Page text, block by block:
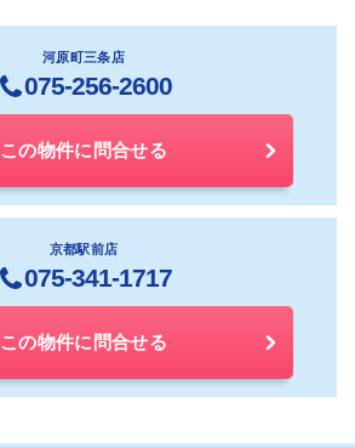
河原町三条店
075-256-2600
この物件に問合せる
京都駅前店
075-341-1717
この物件に問合せる